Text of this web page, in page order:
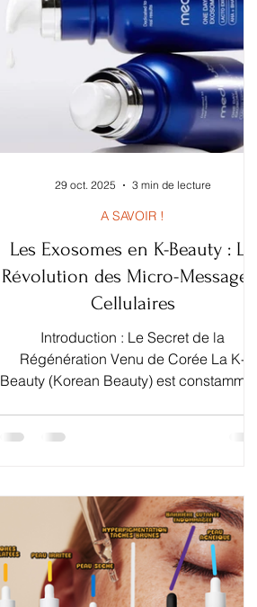
toner peut limiter l’efficacité de toute la
routine. Qu’est-ce qu’un toner
exactement ? Le toner est
Les Exosomes en K-Beauty : La
Révolution des Micro-Messagers
Cellulaires
Introduction : Le Secret de la
Régénération Venu de Corée La K-
Beauty (Korean Beauty) est constamment
changer" tout droit sorti des laboratoires
transformer la manière dont votre peau
se répare et se régénère. Les Exosomes
sont la dernière tendance en matière de
soins cutanés avancés et de médecine
esthétique. Définition, rôle, uti
A SAVOIR !
29 oct. 2025 3 min de lecture